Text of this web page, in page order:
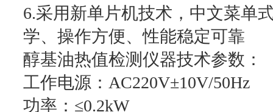
6.采用新单片机技术，中文菜单
学、操作方便、性能稳定可靠
醇基油热值检测仪器技术参数：
工作电源：AC220V±10V/50Hz
功率：≤0.2kW